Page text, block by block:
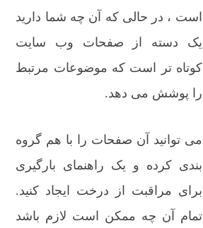
است ، در حالی که آن چه شما دارید
یک دسته از صفحات وب سایت
کوتاه تر است که موضوعات مرتبط
را پوشش می دهد.
می توانید آن صفحات را با هم گروه
بندی کرده و یک راهنمای بارگیری
برای مراقبت از درخت ایجاد کنید.
تمام آن چه ممکن است لازم باشد